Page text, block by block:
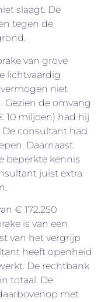
slaagt. De
tegen de
van grove
lichtvaardig
niet
Gezien de omvang
10 miljoen) had hij
consultant had
Daarnaast
beperkte kennis
juist extra
€ 172.250
is van een
van het vergrijp
heeft openheid
De rechtbank
totaal. De
met